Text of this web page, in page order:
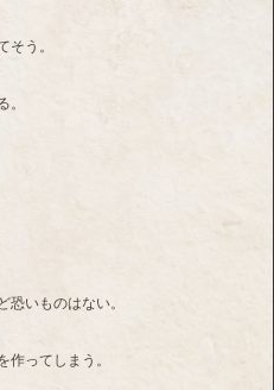
そう。
。
恐いものはない。
作ってしまう。